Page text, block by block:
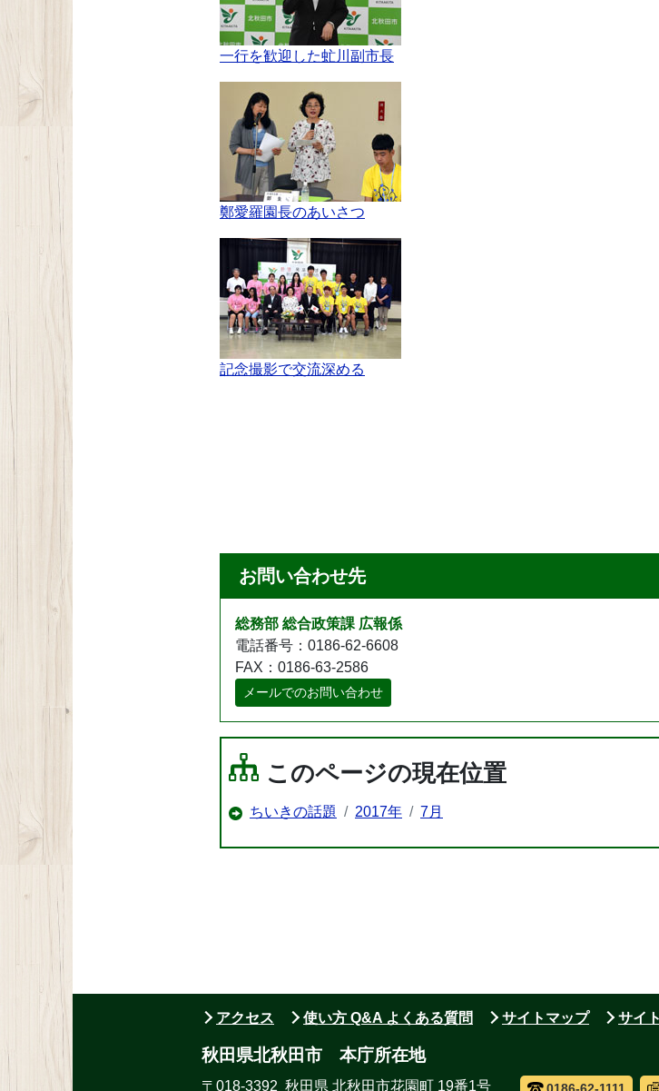
一行を歓迎した虻川副市長
鄭愛羅園長のあいさつ
記念撮影で交流深める
お問い合わせ先
総務部 総合政策課 広報係
電話番号：0186-62-6608
FAX：0186-63-2586
メールでのお問い合わせ
このページの現在位置
ちいきの話題 2017年 7月
アクセス 使い方 Q&A よくある質問 サイトマップ サイ
秋田県北秋田市 本庁所在地
〒018-3392 秋田県 北秋田市花園町 19番1号 0186-62-1111